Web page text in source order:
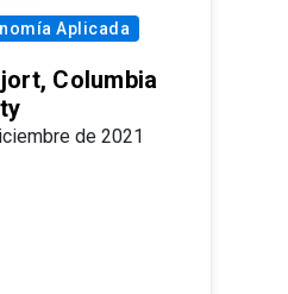
Aplicada
Columbia
de 2021